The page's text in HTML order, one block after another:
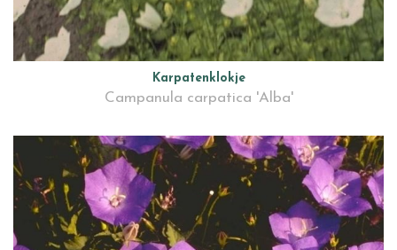
Karpatenklokje
Campanula carpatica 'Alba'